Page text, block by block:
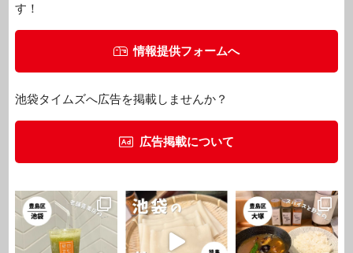
す！
情報提供フォームへ
池袋タイムズへ広告を掲載しませんか？
広告掲載について